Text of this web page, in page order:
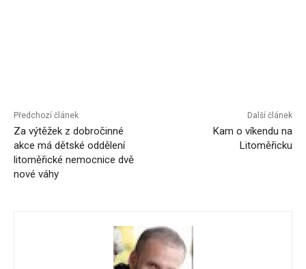
Předchozí článek
Za výtěžek z dobročinné
akce má dětské oddělení
litoměřické nemocnice dvě
nové váhy
Další článek
Kam o víkendu na
Litoměřicku